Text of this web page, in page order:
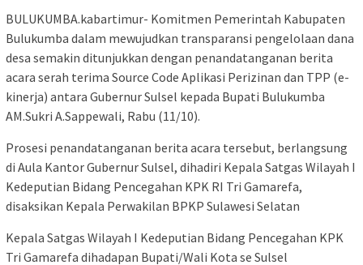
BULUKUMBA.kabartimur- Komitmen Pemerintah Kabupaten
Bulukumba dalam mewujudkan transparansi pengelolaan dana
desa semakin ditunjukkan dengan penandatanganan berita
acara serah terima Source Code Aplikasi Perizinan dan TPP (e-
kinerja) antara Gubernur Sulsel kepada Bupati Bulukumba
AM.Sukri A.Sappewali, Rabu (11/10).
Prosesi penandatanganan berita acara tersebut, berlangsung
di Aula Kantor Gubernur Sulsel, dihadiri Kepala Satgas Wilayah I
Kedeputian Bidang Pencegahan KPK RI Tri Gamarefa,
disaksikan Kepala Perwakilan BPKP Sulawesi Selatan
Kepala Satgas Wilayah I Kedeputian Bidang Pencegahan KPK
Tri Gamarefa dihadapan Bupati/Wali Kota se Sulsel